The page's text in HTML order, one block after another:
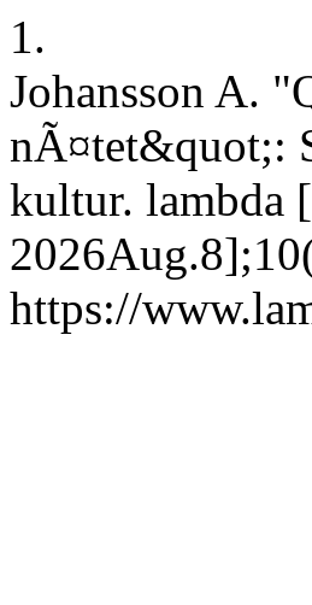
1.
Johansson A.
nÃ¤tet&quot;:
kultur. lambda
https://